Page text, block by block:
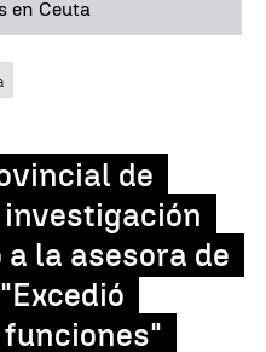
en Ceuta
de
a la asesora de